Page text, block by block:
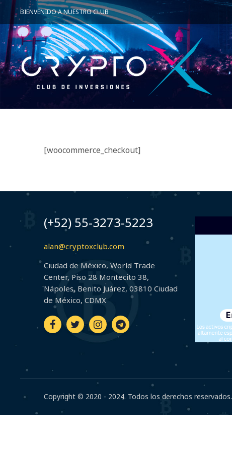
BIENVENIDO A NUESTRO CLUB
[woocommerce_checkout]
(+52) 55-3273-5223
alan@cryptoxclub.com
Ciudad de México, World Trade
Center, Piso 28 Montecito 38,
Nápoles, Benito Juárez, 03810 Ciudad
de México, CDMX
Copyright © 2020 - 2024. Todos los derechos reservados.